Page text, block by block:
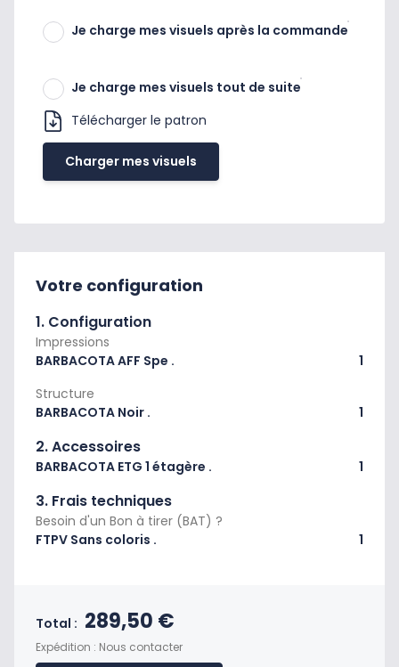
Je charge mes visuels après la commande
Je charge mes visuels tout de suite
Télécharger le patron
Charger mes visuels
Votre configuration
1. Configuration
Impressions
BARBACOTA AFF Spe .
1
Structure
BARBACOTA Noir .
1
2. Accessoires
BARBACOTA ETG 1 étagère . 1
3. Frais techniques
Besoin d'un Bon à tirer (BAT) ?
FTPV Sans coloris .
1
Total : Prix final du produit
289,50 €
Expédition : Nous contacter